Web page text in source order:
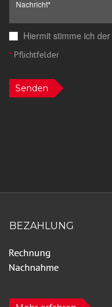
Hiermit stimme ich der
*Pflichtfelder
Senden
BEZAHLUNG